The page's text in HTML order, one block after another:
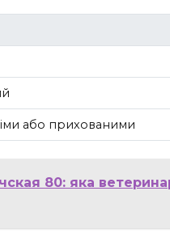
або прихованими
80: яка